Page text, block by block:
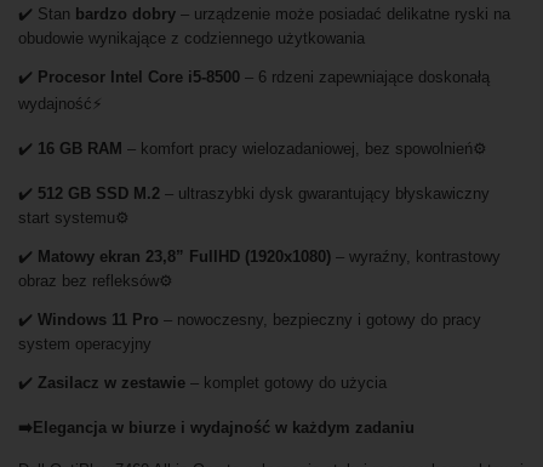
✔️ Stan bardzo dobry – urządzenie może posiadać delikatne ryski na
obudowie wynikające z codziennego użytkowania
✔️ Procesor Intel Core i5-8500 – 6 rdzeni zapewniające doskonałą
wydajność⚡
✔️ 16 GB RAM – komfort pracy wielozadaniowej, bez spowolnień⚙️
✔️ 512 GB SSD M.2 – ultraszybki dysk gwarantujący błyskawiczny
start systemu⚙️
✔️ Matowy ekran 23,8” FullHD (1920x1080) – wyraźny, kontrastowy
obraz bez refleksów⚙️
✔️ Windows 11 Pro – nowoczesny, bezpieczny i gotowy do pracy
system operacyjny
✔️ Zasilacz w zestawie – komplet gotowy do użycia
➡️Elegancja w biurze i wydajność w każdym zadaniu